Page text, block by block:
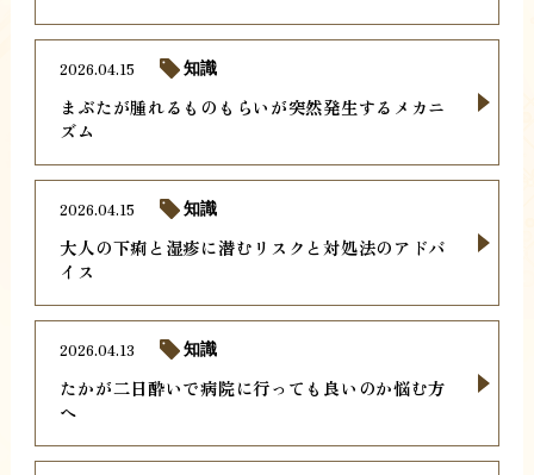
まぶたが腫れるものもらいが突然発生するメカニ
ズム
2026.04.15 知識
大人の下痢と湿疹に潜むリスクと対処法のアドバ
イス
2026.04.15 知識
たかが二日酔いで病院に行っても良いのか悩む方
へ
2026.04.13 知識